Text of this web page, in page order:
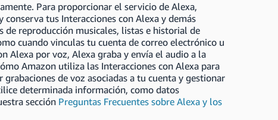
Para proporcionar el servicio de Alexa,
tus Interacciones con Alexa y demás
reproducción musicales, listas e historial de
cuando vinculas tu cuenta de correo electrónico u
Alexa por voz, Alexa graba y envía el audio a la
Amazon utiliza las Interacciones con Alexa para
de voz asociadas a tu cuenta y gestionar
determinada información, como datos
sección Preguntas Frecuentes sobre Alexa y los